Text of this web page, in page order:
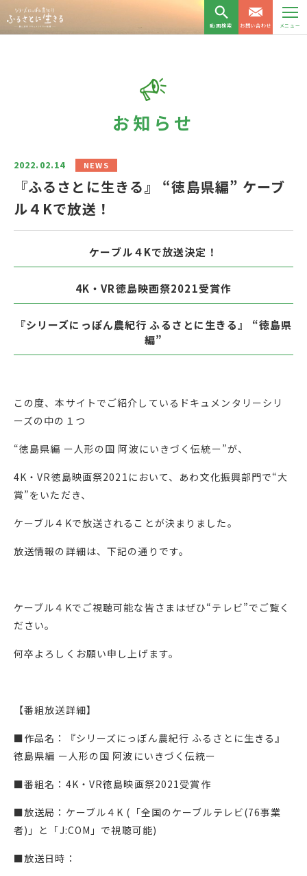
動画検索 お問い合わせ メニュー
お知らせ
2022.02.14 NEWS
『ふるさとに生きる』 “徳島県編” ケーブ
ル４Kで放送！
ケーブル４Kで放送決定！
4K・VR徳島映画祭2021受賞作
『シリーズにっぽん農紀行 ふるさとに生きる』 “徳島県
編”
この度、本サイトでご紹介しているドキュメンタリーシリ
ーズの中の１つ
“徳島県編 ー人形の国 阿波にいきづく伝統ー”が、
4K・VR徳島映画祭2021において、あわ文化振興部門で“大
賞”をいただき、
ケーブル４Kで放送されることが決まりました。
放送情報の詳細は、下記の通りです。
ケーブル４Kでご視聴可能な皆さまはぜひ“テレビ”でご覧く
ださい。
何卒よろしくお願い申し上げます。
【番組放送詳細】
■作品名：『シリーズにっぽん農紀行 ふるさとに生きる』
徳島県編 ー人形の国 阿波にいきづく伝統ー
■番組名：4K・VR徳島映画祭2021受賞作
■放送局：ケーブル４K (「全国のケーブルテレビ(76事業
者)」と「J:COM」で視聴可能)
■放送日時：